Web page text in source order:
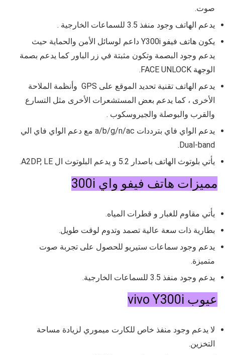
صوت.
يدعم الهاتف وجود منفذ 3.5 للسماعات الخارجية .
يكون هاتف
فيفو Y300i داعم لوسائل الأمن والحماية حيث
يدعم وجود البصمة وتكون مثبتة في زر الباور كما يدعم بصمة
الوجهة FACE UNLOCK.
يدعم الهاتف تقنية تحديد الموقع على GPS وأنظمة الملاحة
الأخرى ، كما يدعم بعض المستشعرات الأخرى مثل التسارع
والقرب والبوصلة والجيروسكوب .
يدعم الواي فاي بترددات a/b/g/n/ac مع دعم الواي فاي الي
Dual-band.
يأتي بلوتوث الهاتف باصدار 5.2 و يدعم البلوتوث ال A2DP, LE.
مميزات هاتف فيفو واي 300i
يأتي مقاوم للغبار و قطرات المياه.
بطارية ذات سعة عالية تصمد وتدوم لوقت طويل.
يدعم وجود سماعات ستيريو للحصول على تجربة صوت
متميزة.
يدعم وجود منفذ 3.5 للسماعات الخارجية.
عيوب vivo Y300i
لا يدعم وجود منفذ خاص للكارت ميموري لزيادة مساحة
التخزين.